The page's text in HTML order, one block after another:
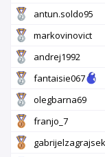
antun.soldo95
markovinovict
andrej1992
fantaisie067
olegbarna69
franjo_7